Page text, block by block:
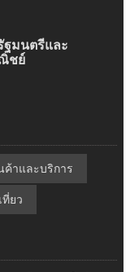
ฐมนตรีและ
ชย์
ค้าและบริการ
ที่ยว